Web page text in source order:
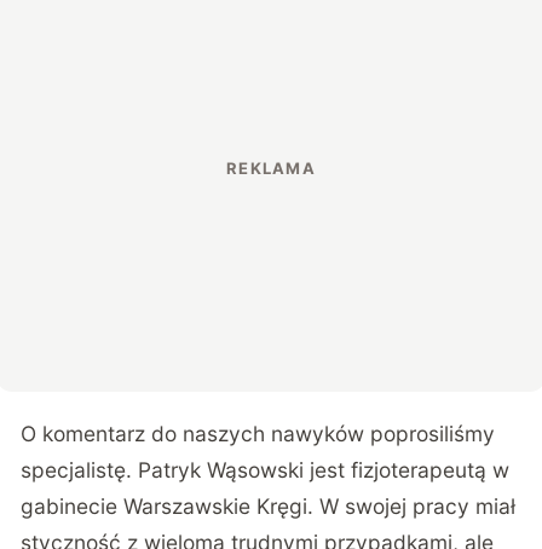
O komentarz do naszych nawyków poprosiliśmy
specjalistę. Patryk Wąsowski jest fizjoterapeutą w
gabinecie Warszawskie Kręgi. W swojej pracy miał
styczność z wieloma trudnymi przypadkami, ale